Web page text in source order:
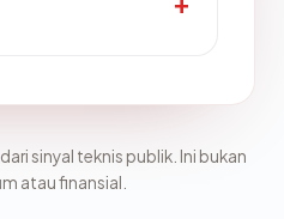
sinyal teknis publik. Ini bukan
atau finansial.